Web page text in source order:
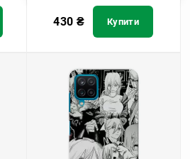
430 ₴ Купити